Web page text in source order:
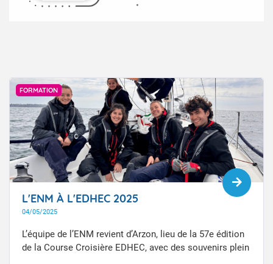
FORMATION
L'ENM À L'EDHEC 2025
04/05/2025
L’équipe de l’ENM revient d’Arzon, lieu de la 57e édition
de la Course Croisière EDHEC, avec des souvenirs plein